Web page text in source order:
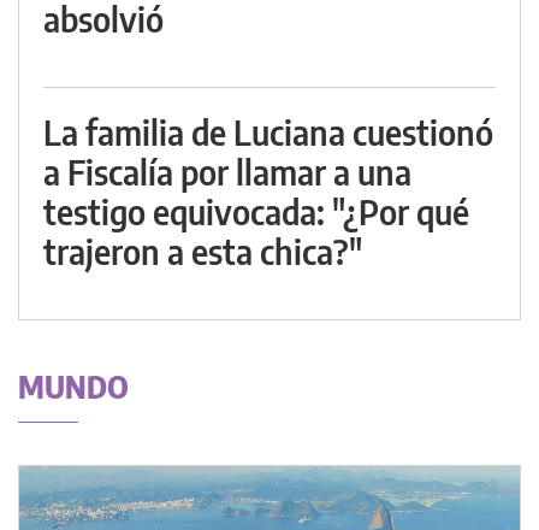
absolvió
La familia de Luciana cuestionó
a Fiscalía por llamar a una
testigo equivocada: "¿Por qué
trajeron a esta chica?"
MUNDO